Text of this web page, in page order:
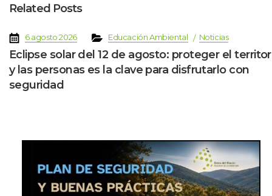
Related Post
6 agosto 2026 Educación Ambiental Noticia
Eclipse solar del 12 de agosto: proteger el
y las personas es la clave para disfrutarlo con
eguridad